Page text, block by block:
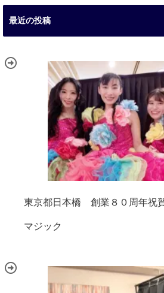
最近の投稿
東京都日本橋 創業８０周年祝
マジック